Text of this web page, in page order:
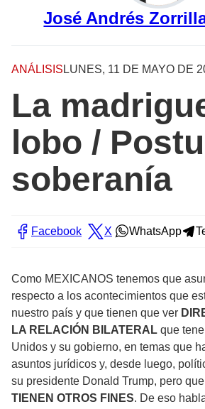
José Andrés
ANÁLISIS LUNES, 11 DE MAYO DE
La
lobo /
soberanía
Facebook X WhatsApp
Como MEXICANOS tenemos que
respecto a los acontecimientos que
nuestro país y que tienen que ver
LA RELACIÓN BILATERAL que
Unidos y su gobierno, en temas que
asuntos jurídicos y, desde luego,
su presidente Donald Trump, pero
TIENEN OTROS FINES. De eso